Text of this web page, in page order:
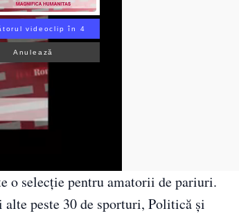
videoclip în 3
Anulează
o selecție pentru amatorii de pariuri.
alte peste 30 de sporturi, Politică și